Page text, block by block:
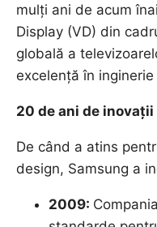
mulți ani de acum
Display (VD) din
globală a
excelență în
20 de ani de
De când a atins
design, Samsung a
2009: